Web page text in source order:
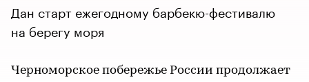
Дан старт ежегодному барбекю-фестивалю
на берегу моря
Черноморское побережье России продолжает